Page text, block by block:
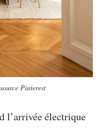
Pinterest
l’arrivée électrique